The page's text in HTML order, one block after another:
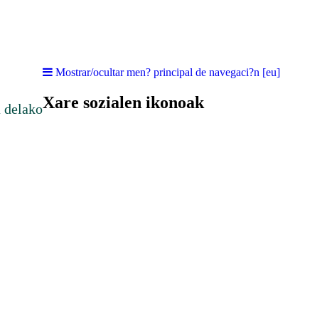
delako
Mostrar/ocultar men? principal de navegaci?n [eu]
Xare sozialen ikonoak